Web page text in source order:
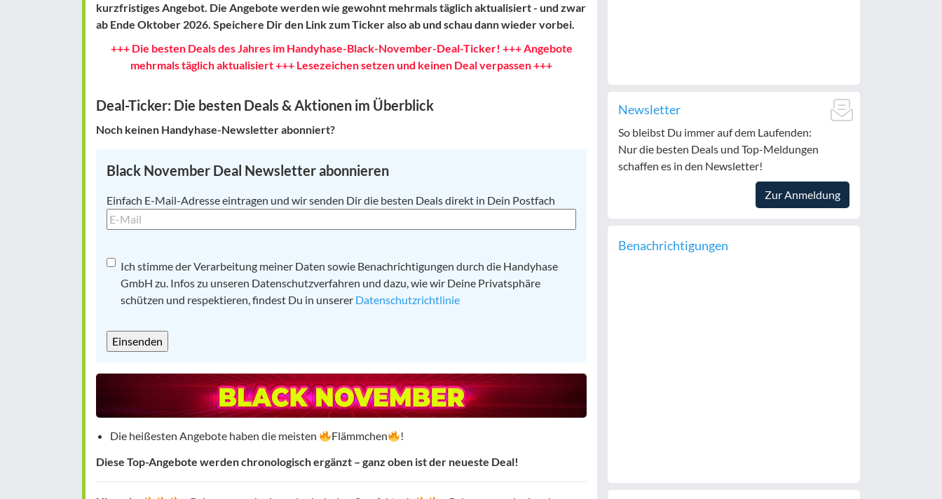
kurzfristiges Angebot. Die Angebote werden wie gewohnt mehrmals täglich aktualisiert - und zwar
ab Ende Oktober 2026. Speichere Dir den Link zum Ticker also ab und schau dann wieder vorbei.
+++ Die besten Deals des Jahres im Handyhase-Black-November-Deal-Ticker! +++ Angebote
mehrmals täglich aktualisiert +++ Lesezeichen setzen und keinen Deal verpassen +++
Deal-Ticker: Die besten Deals & Aktionen im Überblick
Noch keinen Handyhase-Newsletter abonniert?
Black November Deal Newsletter abonnieren
E-
Mail*
Einfach E-Mail-Adresse eintragen und wir senden Dir die besten Deals direkt in Dein Postfach
Datenschutz*
Ich stimme der Verarbeitung meiner Daten sowie Benachrichtigungen durch die Handyhase
GmbH zu. Infos zu unseren Datenschutzverfahren und dazu, wie wir Deine Privatsphäre
schützen und respektieren, findest Du in unserer Datenschutzrichtlinie
Die heißesten Angebote haben die meisten Flämmchen
!
Diese Top-Angebote werden chronologisch ergänzt – ganz oben ist der neueste Deal!
Newsletter
So bleibst Du immer auf dem Laufenden:
Nur die besten Deals und Top-Meldungen
schaffen es in den Newsletter!
Zur Anmeldung
Benachrichtigungen